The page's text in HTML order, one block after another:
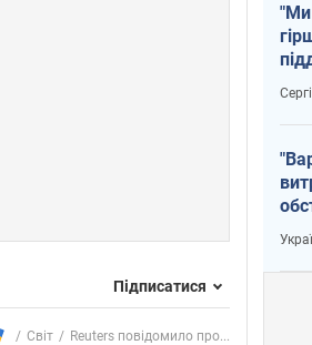
Підписатися
Світ Reuters повідомило про...
"Ми